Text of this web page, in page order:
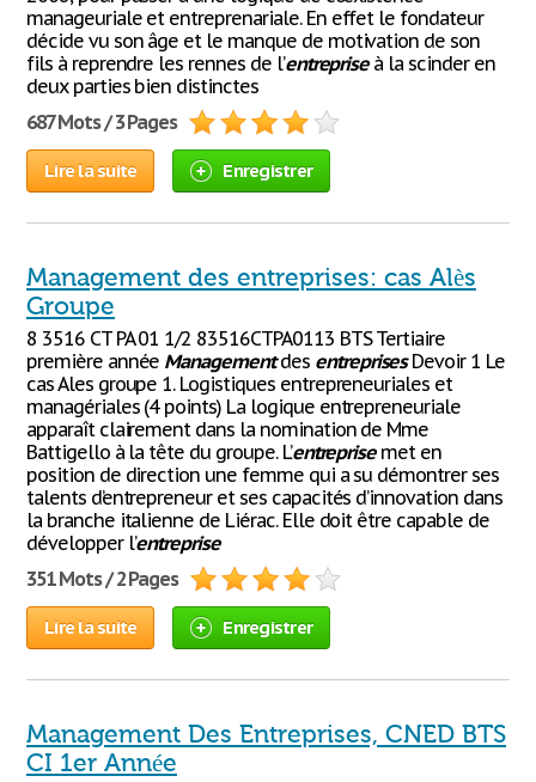
manageuriale et entreprenariale. En effet le fondateur
décide vu son âge et le manque de motivation de son
fils à reprendre les rennes de l’entrepriseà la scinder en
deux parties bien distinctes
687 Mots / 3 Pages
Lire la suite Enregistrer
Management des entreprises: cas Alès
Groupe
8 3516 CT PA 01 1/2 83516CTPA0113 BTS Tertiaire
première année Managementdes entreprisesDevoir 1 Le
cas Ales groupe 1. Logistiques entrepreneuriales et
managériales (4 points) La logique entrepreneuriale
apparaît clairement dans la nomination de Mme
Battigello à la tête du groupe. L’entreprisemet en
position de direction une femme qui a su démontrer ses
talents d’entrepreneur et ses capacités d’innovation dans
la branche italienne de Liérac. Elle doit être capable de
développer l’entreprise
351 Mots / 2 Pages
Lire la suite Enregistrer
Management Des Entreprises, CNED BTS
CI 1er Année